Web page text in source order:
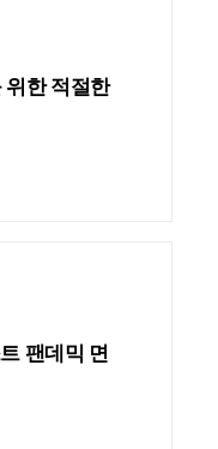
위한 적절한
팬데믹 면